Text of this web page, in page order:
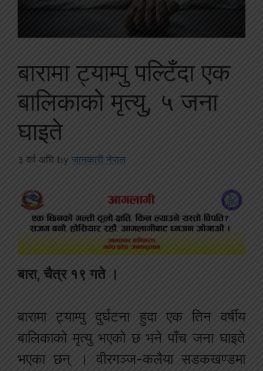
बारामा ट्याम्पु पल्टिँदा एक
बालिकाको मृत्यु, ५ जना
घाइते
३ वर्ष अघि by जानकारी नेपाल
बारा, चैत्र १९ गते ।
बारामा ट्याम्पु दुर्घटना हुदा एक तिन वर्षीय
बालिकाको मृत्यु भएको छ भने पाँच जना घाइते
भएका छन् । वीरगञ्ज-कलैया सडकखण्डमा